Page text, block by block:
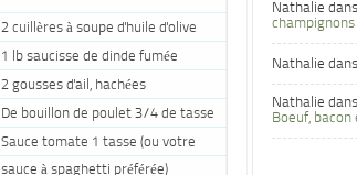
2 cuillères à soupe d'huile d'olive
1 lb saucisse de dinde fumée
2 gousses d'ail, hachées
De bouillon de poulet 3/4 de tasse
Sauce tomate 1 tasse (ou votre
sauce à spaghetti préférée)
Nathalie dans
champignons
Nathalie dans
Nathalie dans
Boeuf,